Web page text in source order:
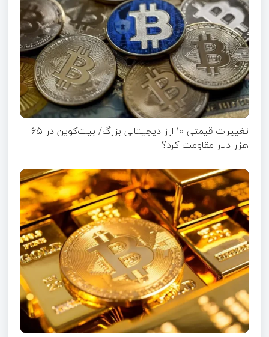
تغییرات قیمتی ۱۰ ارز دیجیتالی بزرگ/ بیت‌کوین در ۶۵
هزار دلار مقاومت کرد؟